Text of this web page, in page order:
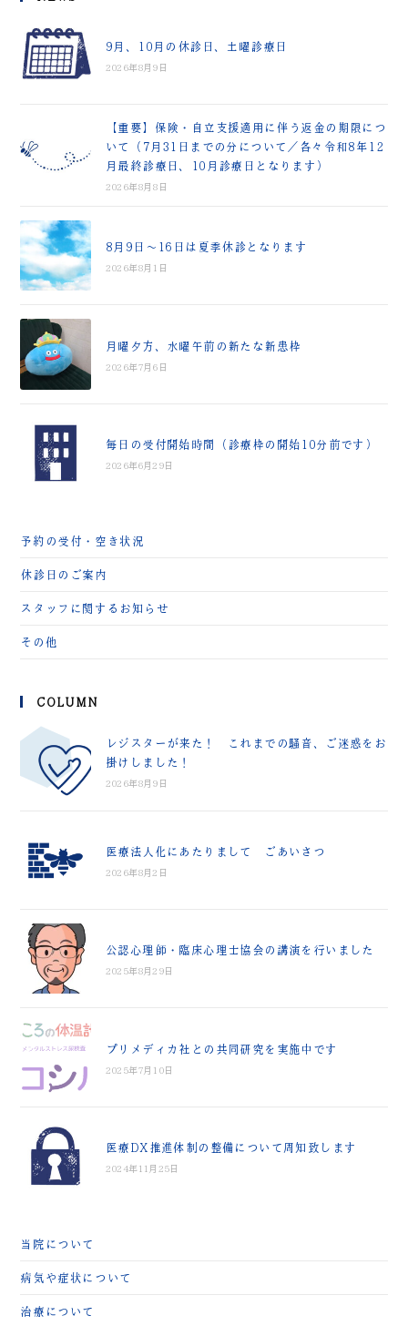
9月、10月の休診日、土曜診療日
2026年8月9日
【重要】保険・自立支援適用に伴う返金の期限につ
いて（7月31日までの分について／各々令和8年12
月最終診療日、10月診療日となります）
2026年8月8日
8月9日～16日は夏季休診となります
2026年8月1日
月曜夕方、水曜午前の新たな新患枠
2026年7月6日
毎日の受付開始時間（診療枠の開始10分前です）
2026年6月29日
予約の受付・空き状況
休診日のご案内
スタッフに関するお知らせ
その他
COLUMN
レジスターが来た！ これまでの騒音、ご迷惑をお
掛けしました！
2026年8月9日
医療法人化にあたりまして ごあいさつ
2026年8月2日
公認心理師・臨床心理士協会の講演を行いました
2025年8月29日
プリメディカ社との共同研究を実施中です
2025年7月10日
医療DX推進体制の整備について周知致します
2024年11月25日
当院について
病気や症状について
治療について